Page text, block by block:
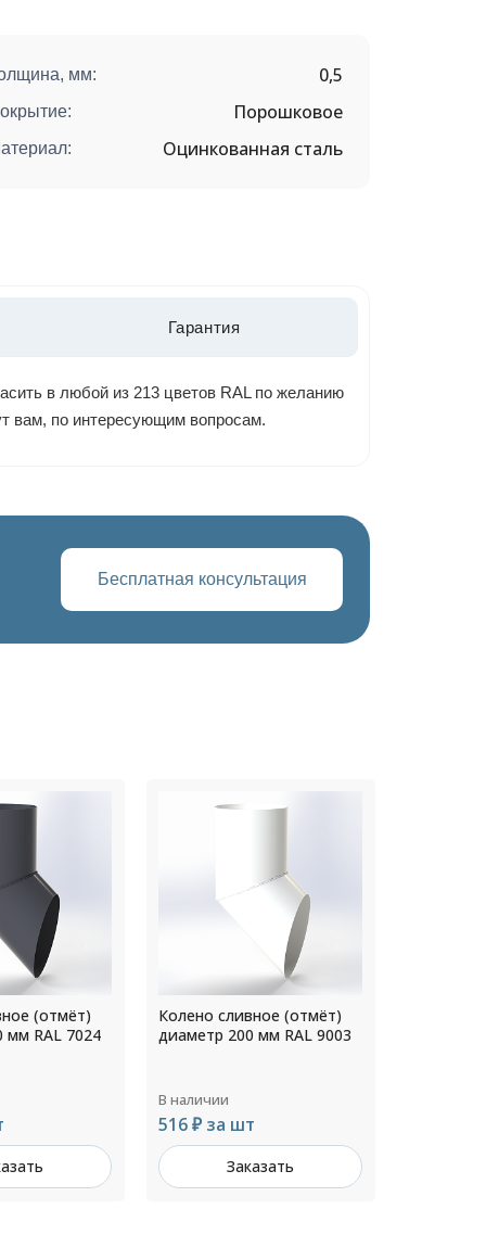
мм: 0,5
Порошковое
Оцинкованная сталь
Гарантия
в любой из 213 цветов RAL по желанию
вам, по интересующим вопросам.
Бесплатная консультация
(отмёт)
мм RAL 9003
Колено сливное (отмёт)
диаметр 100 мм Цинк
В наличии
258 ₽ за шт
Заказать